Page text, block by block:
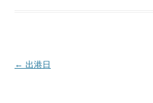
投
← 出港日